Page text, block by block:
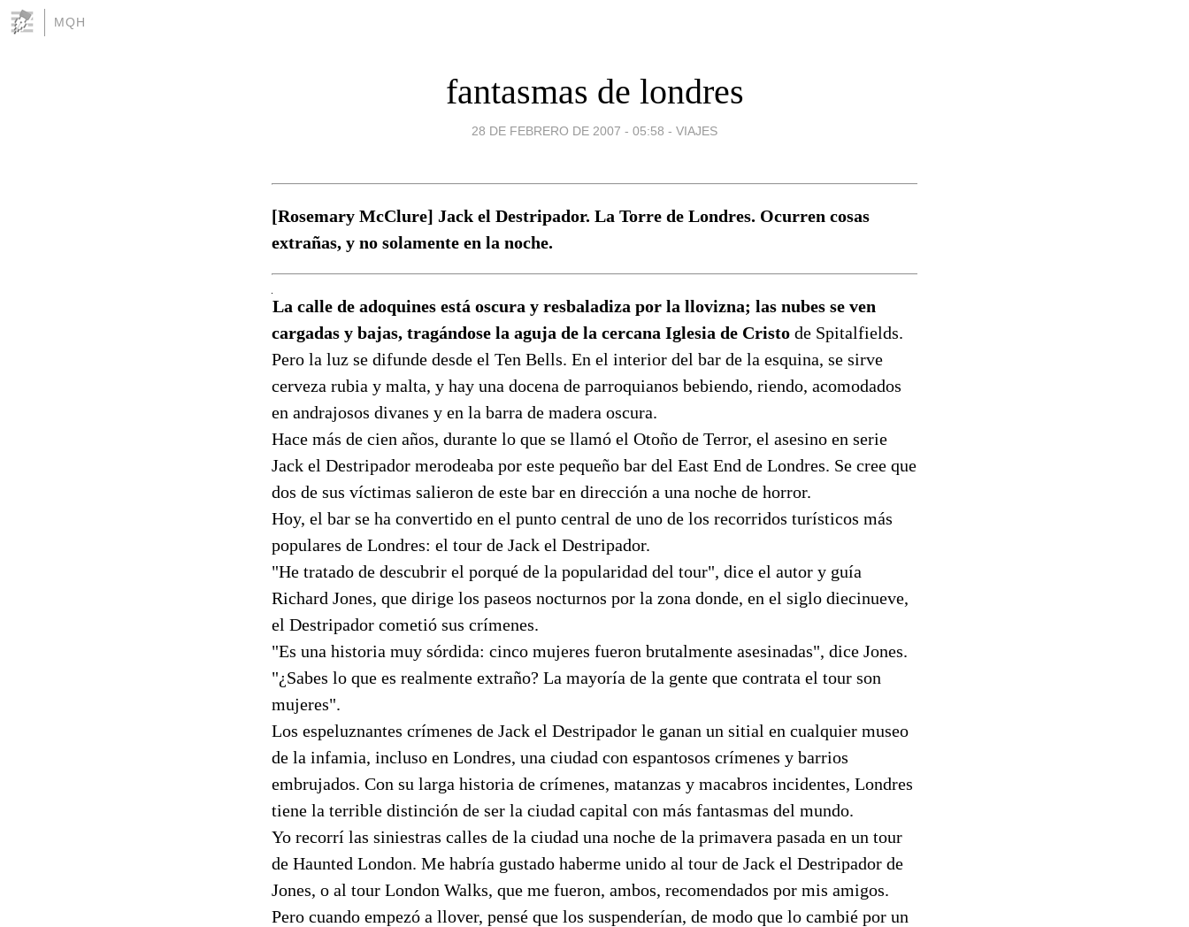
MQH
fantasmas de londres
28 DE FEBRERO DE 2007 - 05:58 - VIAJES
[Rosemary McClure] Jack el Destripador. La Torre de Londres. Ocurren cosas
extrañas, y no solamente en la noche.
La calle de adoquines está oscura y resbaladiza por la llovizna; las nubes se ven
cargadas y bajas, tragándose la aguja de la cercana Iglesia de Cristo de Spitalfields.
Pero la luz se difunde desde el Ten Bells. En el interior del bar de la esquina, se sirve
cerveza rubia y malta, y hay una docena de parroquianos bebiendo, riendo, acomodados
en andrajosos divanes y en la barra de madera oscura.
Hace más de cien años, durante lo que se llamó el Otoño de Terror, el asesino en serie
Jack el Destripador merodeaba por este pequeño bar del East End de Londres. Se cree que
dos de sus víctimas salieron de este bar en dirección a una noche de horror.
Hoy, el bar se ha convertido en el punto central de uno de los recorridos turísticos más
populares de Londres: el tour de Jack el Destripador.
"He tratado de descubrir el porqué de la popularidad del tour", dice el autor y guía
Richard Jones, que dirige los paseos nocturnos por la zona donde, en el siglo diecinueve,
el Destripador cometió sus crímenes.
"Es una historia muy sórdida: cinco mujeres fueron brutalmente asesinadas", dice Jones.
"¿Sabes lo que es realmente extraño? La mayoría de la gente que contrata el tour son
mujeres".
Los espeluznantes crímenes de Jack el Destripador le ganan un sitial en cualquier museo
de la infamia, incluso en Londres, una ciudad con espantosos crímenes y barrios
embrujados. Con su larga historia de crímenes, matanzas y macabros incidentes, Londres
tiene la terrible distinción de ser la ciudad capital con más fantasmas del mundo.
Yo recorrí las siniestras calles de la ciudad una noche de la primavera pasada en un tour
de Haunted London. Me habría gustado haberme unido al tour de Jack el Destripador de
Jones, o al tour London Walks, que me fueron, ambos, recomendados por mis amigos.
Pero cuando empezó a llover, pensé que los suspenderían, de modo que lo cambié por un